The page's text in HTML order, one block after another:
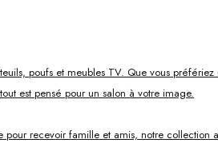
poufs et meubles TV. Que vous
est pensé pour un salon à votre image.
recevoir famille et amis, notre